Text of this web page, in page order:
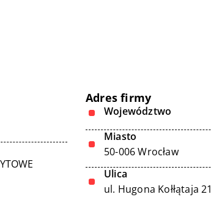
Adres firmy
Województwo
Miasto
50-006 Wrocław
Ulica
ul. Hugona Kołłątaja 21